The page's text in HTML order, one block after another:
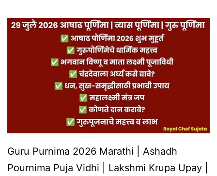
Remedies
for
Children’s
Guru Purnima 2026 Marathi | Ashadh
Pournima Puja Vidhi | Lakshmi Krupa Upay |